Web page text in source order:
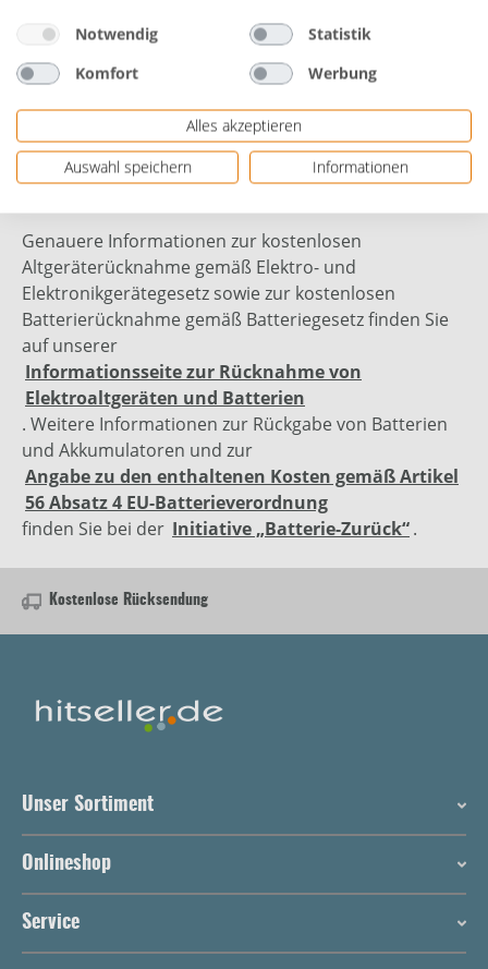
Datenblätter
Bewertungen
Genauere Informationen zur kostenlosen
Altgeräterücknahme gemäß Elektro- und
Elektronikgerätegesetz sowie zur kostenlosen
Batterierücknahme gemäß Batteriegesetz finden Sie
auf unserer
Informationsseite zur Rücknahme von
Elektroaltgeräten und Batterien
. Weitere Informationen zur Rückgabe von Batterien
und Akkumulatoren und zur
Angabe zu den enthaltenen Kosten gemäß Artikel
56 Absatz 4 EU-Batterieverordnung
finden Sie bei der Initiative „Batterie-Zurück“.
Kostenlose Rücksendung
Unser Sortiment
Onlineshop
Service
Notwendig
Statistik
Komfort
Werbung
Alles akzeptieren
Auswahl speichern
Informationen